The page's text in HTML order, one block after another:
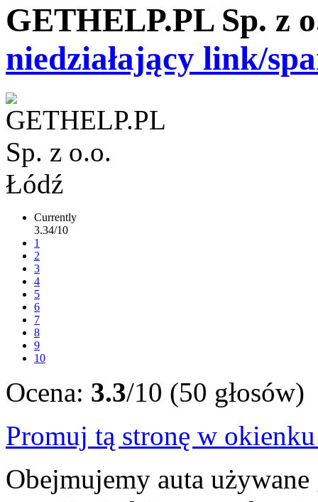
GETHELP.PL Sp. z
niedziałający link/
Currently
3.34/10
1
2
3
4
5
6
7
8
9
10
Ocena: 3.3/10 (50 głosów)
Promuj tą stronę w
Obejmujemy auta